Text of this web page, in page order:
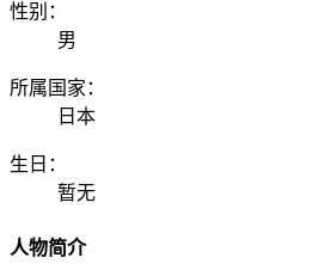
性别：
男
所属国家：
日本
生日：
暂无
人物简介